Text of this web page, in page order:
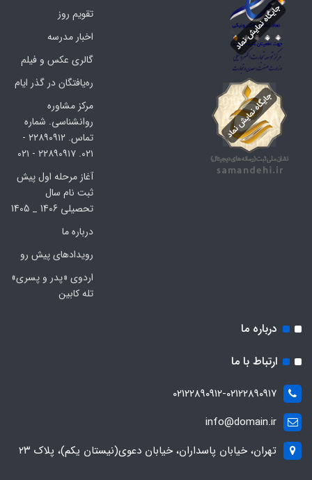
تقویم روز
اخبار مدرسه
گالری عکس و فیلم
ره‌یافتگان در گذر ایام
مرکز مشاوره
روانشناسی. شماره
تماس. ۲۲۸۹۰۹۱۲ -
۰۲۱. ۲۲۸۹۰۹۱۷ - ۰۲۱
آغاز مرحله اول پیش
ثبت نام سال
تحصیلی 1406 _ 1405
درباره ما
رویدادهای پیش رو
اردوی «پدر و پسری»
تله کابین
درباره ما
ارتباط با ما
۰۲۱۲۲۸۹۰۹۱۲-۰۲۱۲۲۸۹۰۹۱۷
info@domain.ir
تهران، خیابان پاسداران، خیابان دعوی(نیستان یکم)، پلاک ۲۳